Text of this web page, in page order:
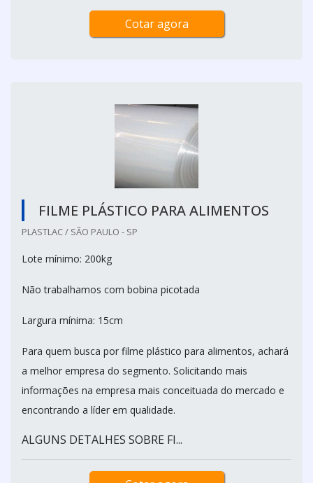
Cotar agora
FILME PLÁSTICO PARA ALIMENTOS
PLASTLAC / SÃO PAULO - SP
Lote mínimo: 200kg
Não trabalhamos com bobina picotada
Largura mínima: 15cm
Para quem busca por filme plástico para alimentos, achará
a melhor empresa do segmento. Solicitando mais
informações na empresa mais conceituada do mercado e
encontrando a líder em qualidade.
ALGUNS DETALHES SOBRE FI...